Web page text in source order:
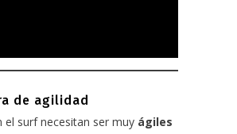
de agilidad
el surf necesitan ser muy ágiles